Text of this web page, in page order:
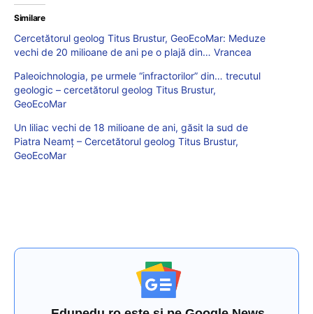
Similare
Cercetătorul geolog Titus Brustur, GeoEcoMar: Meduze
vechi de 20 milioane de ani pe o plajă din… Vrancea
Paleoichnologia, pe urmele “infractorilor” din… trecutul
geologic – cercetătorul geolog Titus Brustur,
GeoEcoMar
Un liliac vechi de 18 milioane de ani, găsit la sud de
Piatra Neamț – Cercetătorul geolog Titus Brustur,
GeoEcoMar